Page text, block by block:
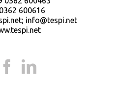
600616
info@tespi.net